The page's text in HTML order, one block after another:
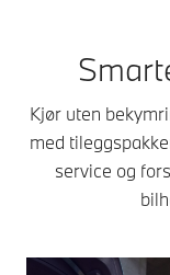
Kjør uten
med
service og